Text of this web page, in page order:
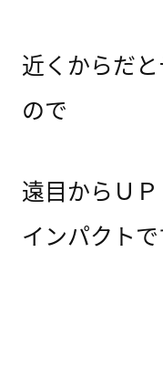
近くからだ
ので
遠目からＵ
インパクトで